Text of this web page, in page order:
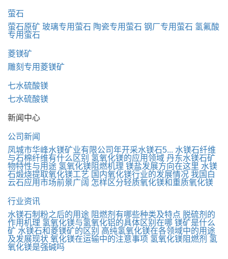
萤石
萤石原矿 玻璃专用萤石 陶瓷专用萤石 钢厂专用萤石 氢氟酸
专用萤石
菱镁矿
雕刻专用菱镁矿
七水硫酸镁
七水硫酸镁
新闻中心
公司新闻
凤城市华峰水镁矿业有限公司年开采水镁石5... 水镁石纤维
与石棉纤维有什么区别 氢氧化镁的应用领域 丹东水镁石矿
物特性与用途 氢氧化镁阻燃机理 镁盐发展方向在这里 水镁
石煅烧提取氧化镁工艺 国内氧化镁行业的发展情况 我国白
云石应用市场前景广阔 怎样区分轻质氧化镁和重质氧化镁
行业资讯
水镁石制粉之后的用途 阻燃剂有哪些种类及特点 脱硫剂的
作用机理 氢氧化镁与氢氧化铝的具体区别在哪 镁矿是什么
矿 水镁石和菱镁矿的区别 高纯氢氧化镁在各领域中的用途
及发展现状 氧化镁在运输中的注意事项 氢氧化镁阻燃剂 氢
氧化镁是强碱吗